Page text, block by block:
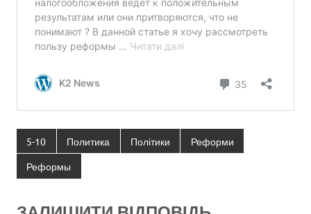
5-10 Политика Політики Реформи
Реформы